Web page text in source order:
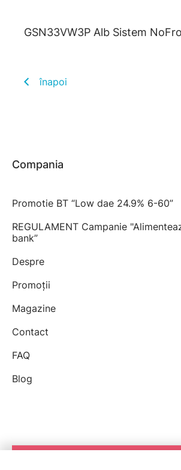
GSN33VW3P Alb Sistem
înapoi
Compania
Promotie BT “Low dae 24.9% 6-60”
REGULAMENT Campanie
bank”
Despre
Promoții
Magazine
Contact
FAQ
Blog